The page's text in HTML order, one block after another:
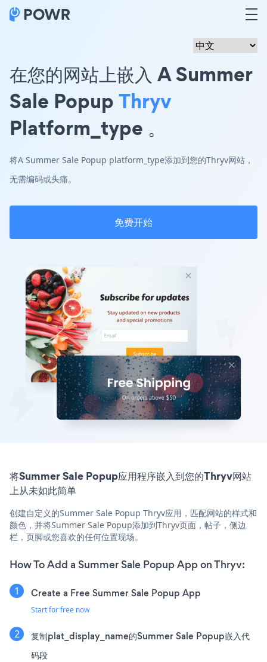
在您的网站上嵌入 A Summer
Sale PopupThryv
Platform_type 。
将A Summer Sale Popup platform_type添加到您的Thryv网站，
无需编码或头痛。
免费开始
将Summer Sale Popup应用程序嵌入到您的Thryv网站
上从未如此简单
创建自定义的Summer Sale Popup Thryv应用，匹配网站的样式和
颜色，并将Summer Sale Popup添加到Thryv页面，帖子，侧边
栏，页脚或您喜欢的任何位置现场。
How To Add a Summer Sale Popup App on Thryv:
Create a Free Summer Sale Popup App
Start for free now
复制plat_display_name的Summer Sale Popup嵌入代
码段